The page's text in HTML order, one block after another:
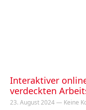
Interaktiver
verdeckten
23. August 2024 Keine